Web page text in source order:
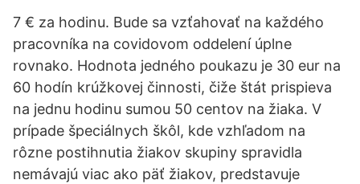
7 € za hodinu. Bude sa vzťahovať na každého
pracovníka na covidovom oddelení úplne
rovnako. Hodnota jedného poukazu je 30 eur na
60 hodín krúžkovej činnosti, čiže štát prispieva
na jednu hodinu sumou 50 centov na žiaka. V
prípade špeciálnych škôl, kde vzhľadom na
rôzne postihnutia žiakov skupiny spravidla
nemávajú viac ako päť žiakov, predstavuje